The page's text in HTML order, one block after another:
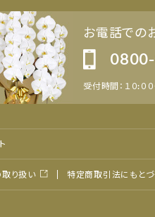
お電話での
受付時間：１０:００
り扱い 特定商取引法にもとづ